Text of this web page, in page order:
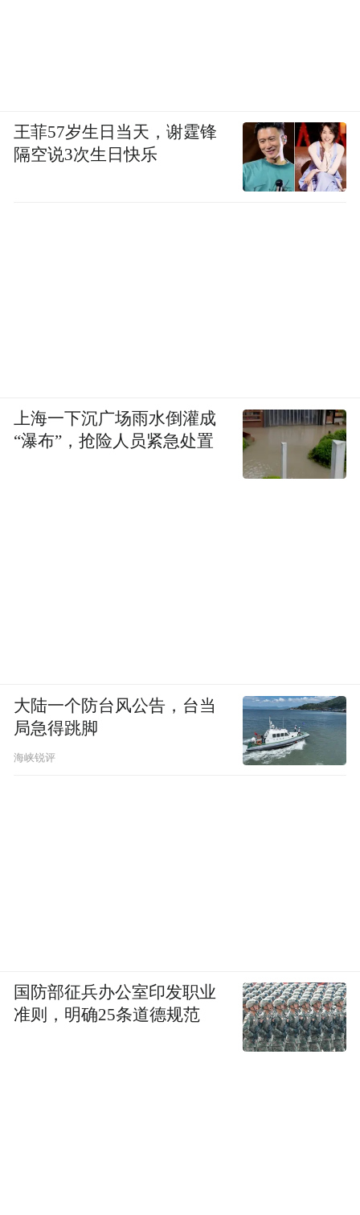
王菲57岁生日当天，谢霆锋
隔空说3次生日快乐
上海一下沉广场雨水倒灌成
“瀑布”，抢险人员紧急处置
大陆一个防台风公告，台当
局急得跳脚
海峡锐评
国防部征兵办公室印发职业
准则，明确25条道德规范